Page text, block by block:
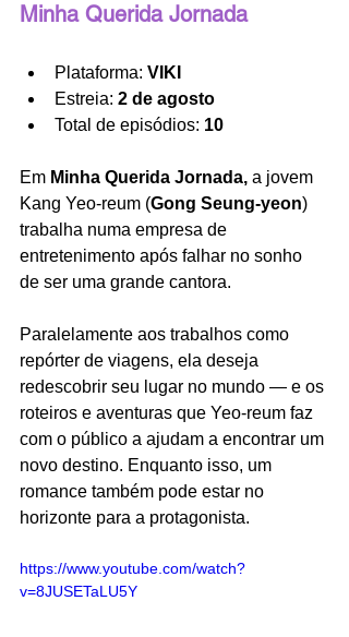
Minha Querida Jornada
Plataforma: VIKI
Estreia: 2 de agosto
Total de episódios: 10
Em Minha Querida Jornada, a jovem
Kang Yeo-reum (Gong Seung-yeon)
trabalha numa empresa de
entretenimento após falhar no sonho
de ser uma grande cantora.
Paralelamente aos trabalhos como
repórter de viagens, ela deseja
redescobrir seu lugar no mundo — e os
roteiros e aventuras que Yeo-reum faz
com o público a ajudam a encontrar um
novo destino. Enquanto isso, um
romance também pode estar no
horizonte para a protagonista.
https://www.youtube.com/watch?
v=8JUSETaLU5Y